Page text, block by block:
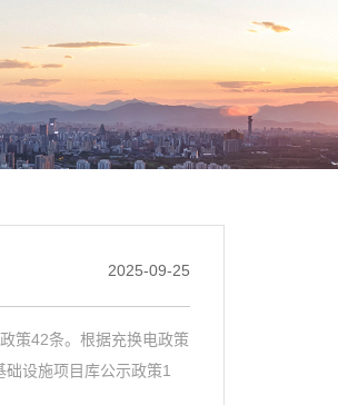
2025-09-25
策42条。根据充换电政策
设施项目库公示政策1